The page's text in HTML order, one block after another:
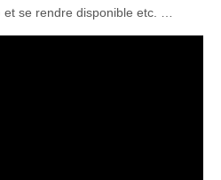
se rendre disponible etc. …